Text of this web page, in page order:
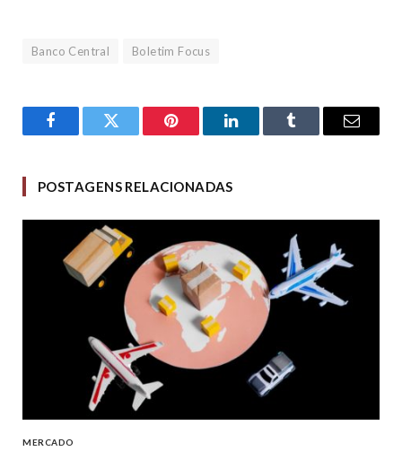
Banco Central Boletim Focus
FacebookTwitter Pinterest LinkedInTumblr Email
POSTAGENS RELACIONADAS
MERCADO